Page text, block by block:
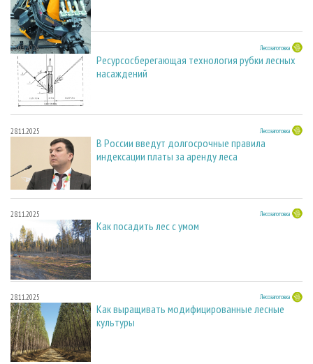
23.03.2026 Лесозаготовка
Ресурсосберегающая технология рубки лесных
насаждений
28.11.2025 Лесозаготовка
В России введут долгосрочные правила
индексации платы за аренду леса
28.11.2025 Лесозаготовка
Как посадить лес с умом
28.11.2025 Лесозаготовка
Как выращивать модифицированные лесные
культуры